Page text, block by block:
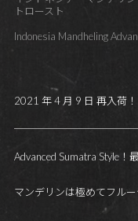
トロースト
Indonesia Mandheling
2021 年 4 月 9 日 再入荷！
Advanced Sumatra Style！
マンデリンは極めてフル